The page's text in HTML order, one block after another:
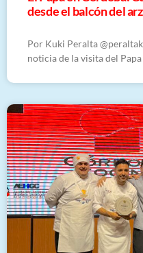
desde el balcón del
Por Kuki Peralta
noticia de la visita del Papa